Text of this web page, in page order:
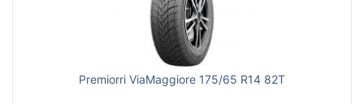
Premiorri ViaMaggiore 175/65 R14 82T